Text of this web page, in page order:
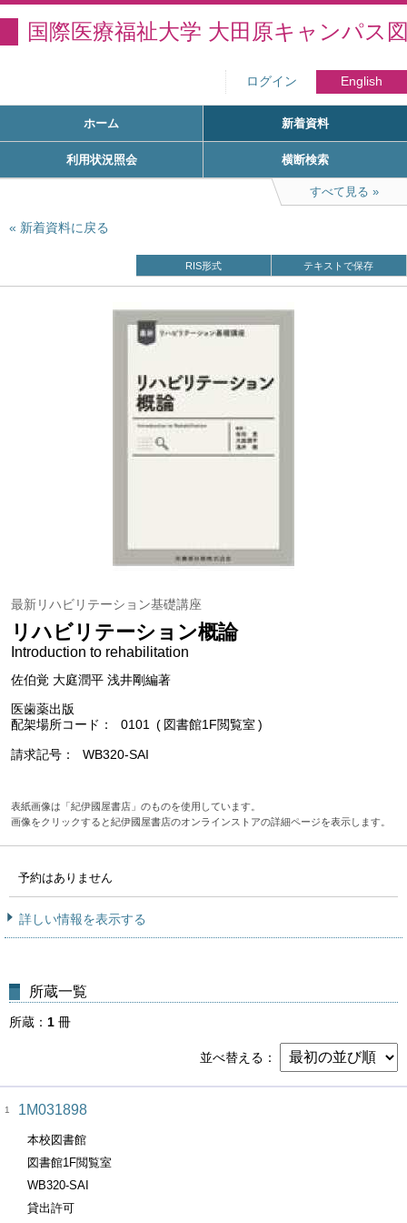
国際医療福祉大学 大田原キャンパス
ログイン English
ホーム 新着資料
利用状況照会 横断検索
すべて見る
新着資料に戻る
RIS形式 テキストで保存
最新リハビリテーション基礎講座
リハビリテーション概論
Introduction to rehabilitation
佐伯覚 大庭潤平 浅井剛編著
医歯薬出版
配架場所コード
0101 図書館1F閲覧室
請求記号 WB320-SAI
表紙画像は「紀伊國屋書店」のものを使用しています。
画像をクリックすると紀伊國屋書店のオンラインストアの詳細ページを表示します。
予約はありません
詳しい情報を表示する
所蔵一覧
所蔵 1 冊
並べ替える
1 1M031898
本校図書館
図書館1F閲覧室
WB320-SAI
貸出許可